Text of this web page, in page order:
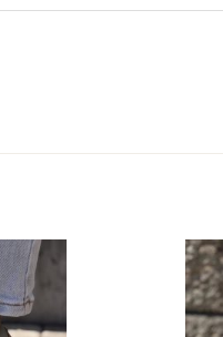
Koturn, Platforma, Płaski obcas
3.5 – 5 cm